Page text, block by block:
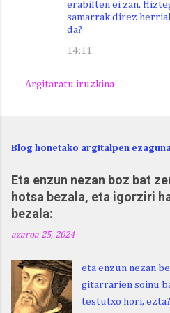
erabilten ei zan.
samarrak direz
da?
14:11
Argitaratu iruzkina
Blog honetako argitalpen
Eta enzun nezan boz bat
hotsa bezala, eta igorziri
bezala:
azaroa 25, 2024
eta enzun nezan
gitarrarien soinu
testutxo hori,